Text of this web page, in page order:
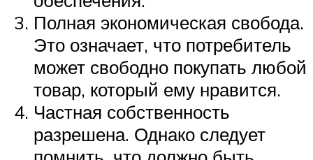
Полная экономическая свобода.
Это означает, что потребитель
может свободно покупать любой
товар, который ему нравится.
Частная собственность
разрешена. Однако следует